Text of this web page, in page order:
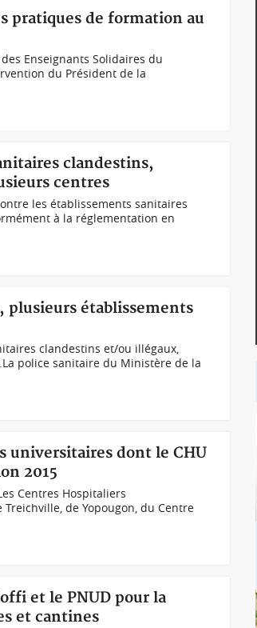
pratiques de formation au
des Enseignants Solidaires du
du Président de la
clandestins,
centres
les établissements sanitaires
à la réglementation en
plusieurs établissements
clandestins et/ou illégaux,
police sanitaire du Ministère de la
universitaires dont le CHU
2015
Centres Hospitaliers
de Yopougon, du Centre
et le PNUD pour la
et cantines